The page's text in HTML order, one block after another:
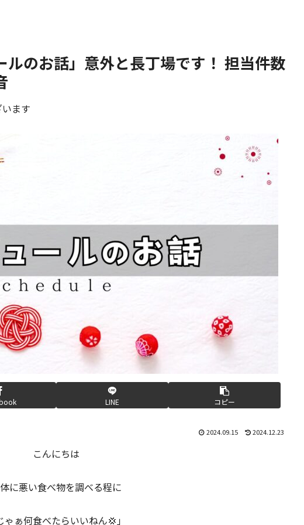
のお話」意外と長丁場です！ 担当件数
ます
LINE コピー
2024.09.15 2024.12.23
こんにちは
に悪い食べ物を調べる程に
ゃぁ何食べたらいいねん💢」